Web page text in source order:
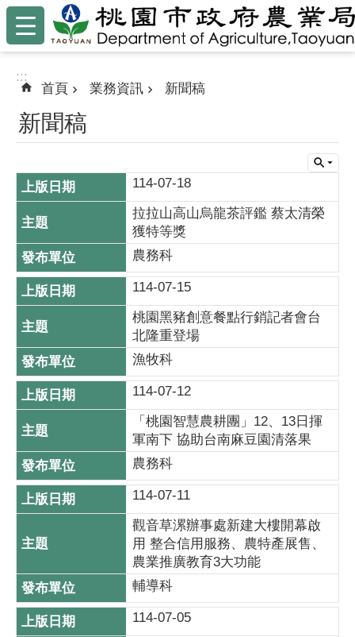
跳到主要內容區塊
:::
:::
首頁 業務資訊 新聞稿
新聞稿
114-07-18
拉拉山高山烏龍茶評鑑 蔡太清榮
獲特等獎
農務科
114-07-15
桃園黑豬創意餐點行銷記者會台
北隆重登場
漁牧科
114-07-12
「桃園智慧農耕團」12、13日揮
軍南下 協助台南麻豆園清落果
農務科
114-07-11
觀音草漯辦事處新建大樓開幕啟
用 整合信用服務、農特產展售、
農業推廣教育3大功能
輔導科
114-07-05